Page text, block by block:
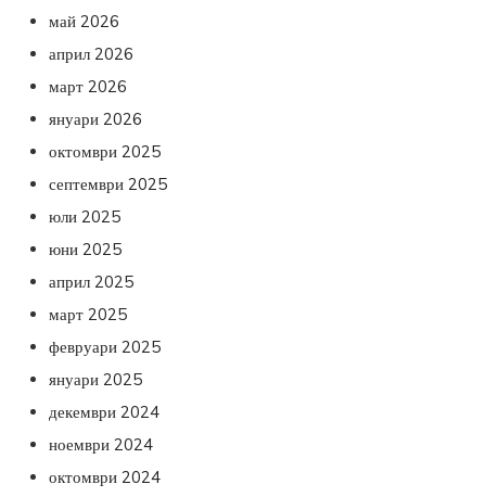
май 2026
април 2026
март 2026
януари 2026
октомври 2025
септември 2025
юли 2025
юни 2025
април 2025
март 2025
февруари 2025
януари 2025
декември 2024
ноември 2024
октомври 2024